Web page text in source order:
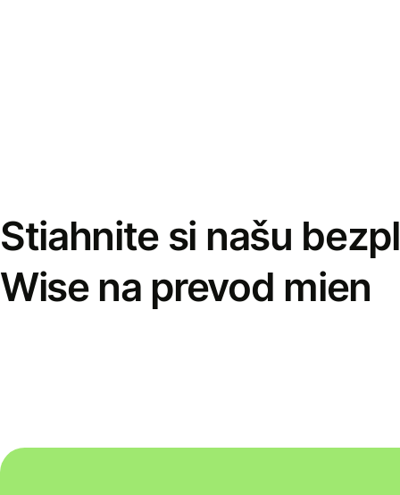
Stiahnite si našu
Wise na prevod mien